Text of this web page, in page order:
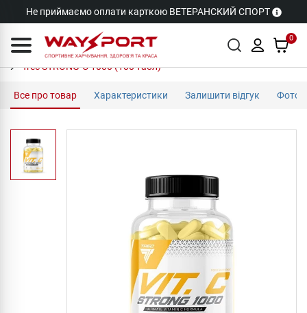
Не приймаємо оплати карткою ВЕТЕРАНСКИЙ СПОРТ
0
Trec STRONG-C 1000 (100 табл)
Все про товар Характеристики Залишити відгук Фото